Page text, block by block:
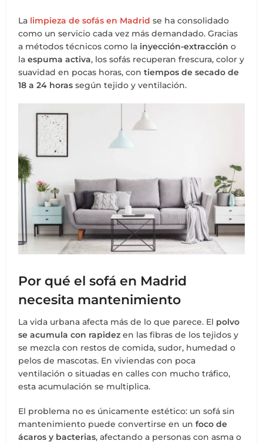
La limpieza de sofás en Madrid se ha consolidado
como un servicio cada vez más demandado. Gracias
a métodos técnicos como la inyección-extracción o
laespuma activa, los sofás recuperan frescura, color y
suavidad en pocas horas, contiempos de secado de
18 a 24 horas según tejido y ventilación.
Por qué el sofá en Madrid
necesita mantenimiento
La vida urbana afecta más de lo que parece. El polvo
se acumula con rapidez en las fibras de los tejidos y
se mezcla con restos de comida, sudor, humedad o
pelos de mascotas. En viviendas con poca
ventilación o situadas en calles con mucho tráfico,
esta acumulación se multiplica.
El problema no es únicamente estético: un sofá sin
mantenimiento puede convertirse en unfoco de
ácaros y bacterias, afectando a personas con asma o